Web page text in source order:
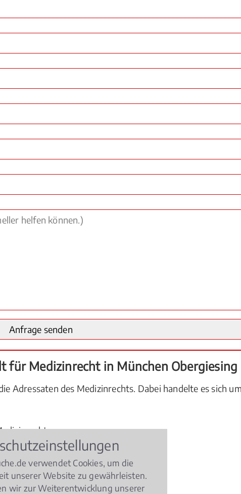
für Medizinrecht in München Obergiesing
Adressaten des Medizinrechts. Dabei handelte es sich
verwendet Cookies, um die
unserer Website zu gewährleisten.
wir zur Weiterentwicklung unserer